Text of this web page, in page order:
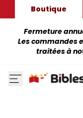
Boutique
Fermeture
Les commandes
traitées à